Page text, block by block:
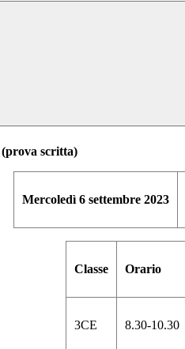
(prova scritta)
Mercoledì 6 settembre 2023
Classe Orario
3CE 8.30-10.30